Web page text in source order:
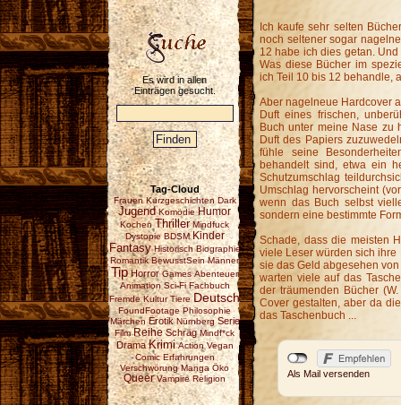
Es wird in allen
Einträgen gesucht.
Tag-Cloud
Frauen Kurzgeschichten Dark
Jugend Komödie Humor
Kochen Thriller Mindfuck
Dystopie BDSM Kinder
Fantasy Historisch Biographie
Romantik BewusstSein Männer
Tip Horror Games Abenteuer
Animation Sci-Fi Fachbuch
Fremde Kultur Tiere Deutsch
FoundFootage Philosophie
Märchen Erotik Nürnberg Serie
Film Reihe Schräg Mindf*ck
Drama Krimi Action Vegan
Comic Erfahrungen
Verschwörung Manga Öko
Queer Vampire Religion
Ich kaufe sehr selten
noch seltener sogar
12 habe ich dies getan.
Was diese Bücher im
ich Teil 10 bis 12 behandle,
Aber nagelneue Hardcover
Duft eines frischen,
Buch unter meine Nase zu
Duft des Papiers
fühle seine
behandelt sind, etwa ein
Schutzumschlag
Umschlag hervorscheint
wenn das Buch selbst
sondern eine bestimmte
Schade, dass die meisten
viele Leser würden sich
sie das Geld abgesehen
warten viele auf das
der träumenden Bücher
Cover gestalten, aber da
das Taschenbuch ...
Als Mail versenden